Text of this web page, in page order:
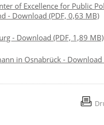
of Excellence for Public
- Download (PDF, 0,63 MB)
- Download (PDF, 1,89 MB)
in Osnabrück - Download